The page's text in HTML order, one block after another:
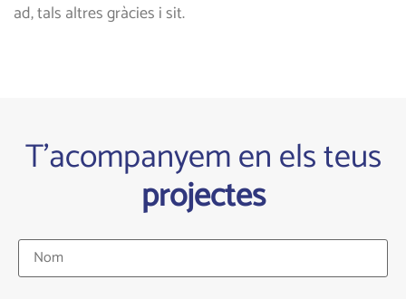
ad, tals altres gràcies i sit.
T'acompanyem en els teus
projectes